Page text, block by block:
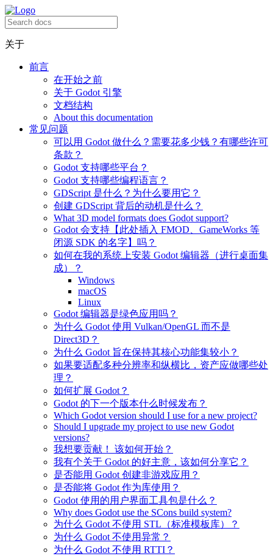
关于
前言
在开始之前
关于 Godot 引擎
文档结构
About this documentation
常见问题
可以用 Godot 做什么？需要花多少钱？有哪些许可
条款？
Godot 支持哪些平台？
Godot 支持哪些编程语言？
GDScript 是什么？为什么要用它？
创建 GDScript 背后的动机是什么？
What 3D model formats does Godot support?
Godot 会支持【此处插入 FMOD、GameWorks 等
闭源 SDK 的名字】吗？
如何在我的系统上安装 Godot 编辑器（进行桌面集
成）？
Windows
macOS
Linux
Godot 编辑器是绿色应用吗？
为什么 Godot 使用 Vulkan/OpenGL 而不是
Direct3D？
为什么 Godot 旨在保持其核心功能集较小？
如果要适配多种分辨率和纵横比，资产应做哪些处
理？
如何扩展 Godot？
Godot 的下一个版本什么时候发布？
Which Godot version should I use for a new project?
Should I upgrade my project to use new Godot
versions?
我想要贡献！ 该如何开始？
我有个关于 Godot 的好主意，该如何分享它？
是否能用 Godot 创建非游戏应用？
是否能将 Godot 作为库使用？
Godot 使用的用户界面工具包是什么？
Why does Godot use the SCons build system?
为什么 Godot 不使用 STL（标准模板库）？
为什么 Godot 不使用异常？
为什么 Godot 不使用 RTTI？